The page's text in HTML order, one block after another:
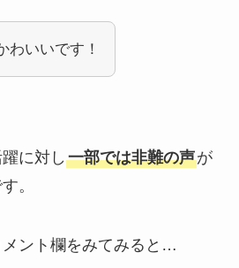
わいいです！
に対し 一部では非難の声が
。
ント欄をみてみると…